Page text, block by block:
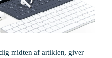
midten af artiklen, giver